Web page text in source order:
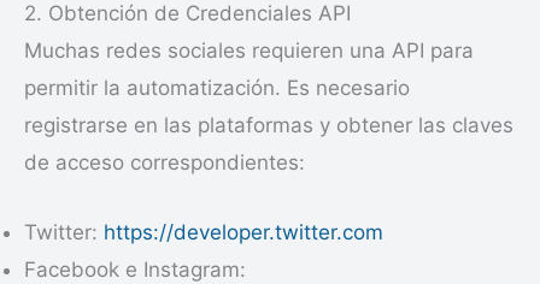
2. Obtención de Credenciales API
Muchas redes sociales requieren una API para
permitir la automatización. Es necesario
registrarse en las plataformas y obtener las claves
de acceso correspondientes:
Twitter: https://developer.twitter.com
Facebook e Instagram: